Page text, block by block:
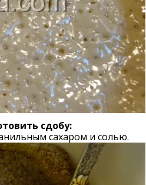
сдобу:
сахаром и солью.